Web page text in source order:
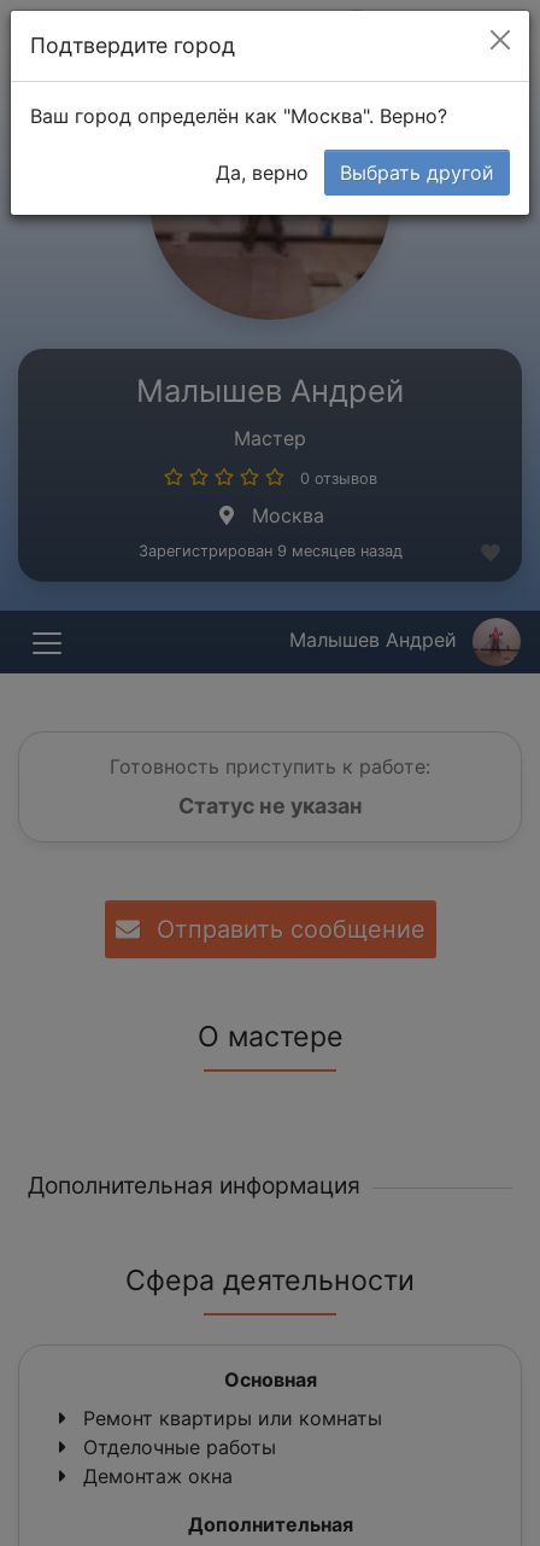
Малышев Андрей
Мастер
0 отзывов
Москва
Зарегистрирован 9 месяцев назад
Малышев Андрей
Готовность приступить к работе:
Статус не указан
Отправить сообщение
О мастере
Дополнительная информация
Сфера деятельности
Основная
Ремонт квартиры или комнаты
Отделочные работы
Демонтаж окна
Дополнительная
Подтвердите город
Ваш город определён как "Москва". Верно?
Да, верно Выбрать другой